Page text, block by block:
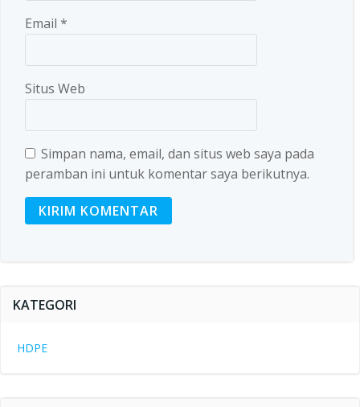
Email *
Situs Web
Simpan nama, email, dan situs web saya pada
peramban ini untuk komentar saya berikutnya.
KATEGORI
HDPE